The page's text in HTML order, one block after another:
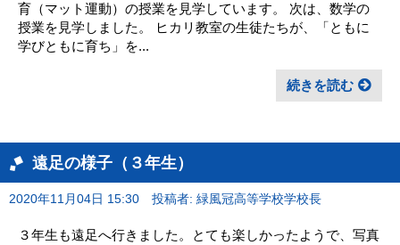
育（マット運動）の授業を見学しています。 次は、数学の
授業を見学しました。 ヒカリ教室の生徒たちが、「ともに
学びともに育ち」を...
続きを読む
遠足の様子（３年生）
2020年11月04日 15:30 投稿者: 緑風冠高等学校学校長
３年生も遠足へ行きました。とても楽しかったようで、写真